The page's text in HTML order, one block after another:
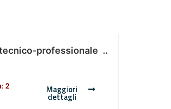
professionale ..
2
Maggiori
dettagli